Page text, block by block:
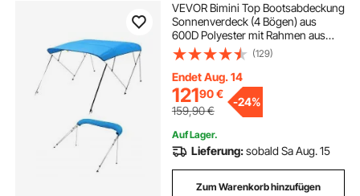
VEVOR Bimini Top Bootsabdeckung
Sonnenverdeck (4 Bögen) aus
600D Polyester mit Rahmen aus
Aluminiumlegierung, wasserdichte
Sonnenschutz-Bootsmarkise mit
Aufbewahrungstasche, 216-229
cm (B) Blau
(129)
Endet Aug. 14
12190€
159,90€
-24%
Auf Lager.
Lieferung:sobald Sa Aug. 15
Zum Warenkorb hinzufügen